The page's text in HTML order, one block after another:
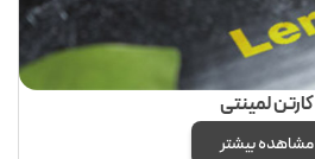
کارتن لمینتی
مشاهده بیشتر